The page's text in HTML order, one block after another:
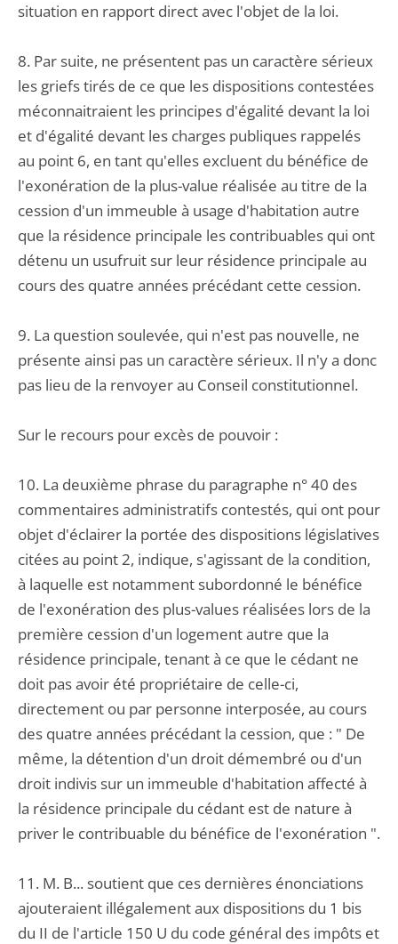
situation en rapport direct avec l'objet de la loi.
8. Par suite, ne présentent pas un caractère sérieux
les griefs tirés de ce que les dispositions contestées
méconnaitraient les principes d'égalité devant la loi
et d'égalité devant les charges publiques rappelés
au point 6, en tant qu'elles excluent du bénéfice de
l'exonération de la plus-value réalisée au titre de la
cession d'un immeuble à usage d'habitation autre
que la résidence principale les contribuables qui ont
détenu un usufruit sur leur résidence principale au
cours des quatre années précédant cette cession.
9. La question soulevée, qui n'est pas nouvelle, ne
présente ainsi pas un caractère sérieux. Il n'y a donc
pas lieu de la renvoyer au Conseil constitutionnel.
Sur le recours pour excès de pouvoir :
10. La deuxième phrase du paragraphe n° 40 des
commentaires administratifs contestés, qui ont pour
objet d'éclairer la portée des dispositions législatives
citées au point 2, indique, s'agissant de la condition,
à laquelle est notamment subordonné le bénéfice
de l'exonération des plus-values réalisées lors de la
première cession d'un logement autre que la
résidence principale, tenant à ce que le cédant ne
doit pas avoir été propriétaire de celle-ci,
directement ou par personne interposée, au cours
des quatre années précédant la cession, que : " De
même, la détention d'un droit démembré ou d'un
droit indivis sur un immeuble d'habitation affecté à
la résidence principale du cédant est de nature à
priver le contribuable du bénéfice de l'exonération ".
11. M. B... soutient que ces dernières énonciations
ajouteraient illégalement aux dispositions du 1 bis
du II de l'article 150 U du code général des impôts et